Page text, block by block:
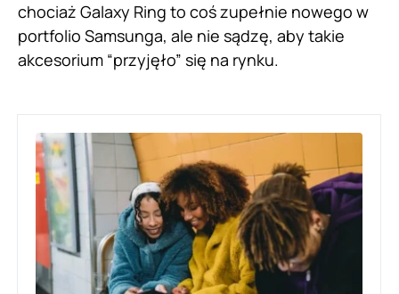
chociaż Galaxy Ring to coś zupełnie nowego w
portfolio Samsunga, ale nie sądzę, aby takie
akcesorium “przyjęło” się na rynku.